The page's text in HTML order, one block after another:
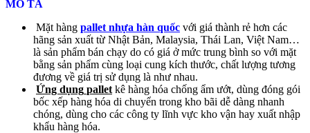
MÔ TẢ
Mặt hàng pallet nhựa hàn quốc với giá thành rẻ hơn các
hãng sản xuất từ Nhật Bản, Malaysia, Thái Lan, Việt Nam…
là sản phẩm bán chạy do có giá ở mức trung bình so với mặt
bằng sản phẩm cùng loại cung kích thước, chất lượng tương
đương về giá trị sử dụng là như nhau.
Ứng dụng pallet kê hàng hóa chống ẩm ướt, dùng đóng gói
bốc xếp hàng hóa di chuyển trong kho bãi dễ dàng nhanh
chóng, dùng cho các công ty lĩnh vực kho vận hay xuất nhập
khẩu hàng hóa.